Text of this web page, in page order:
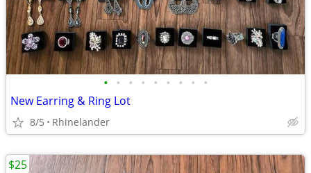
• • • • • • • • •
New Earring & Ring Lot
8/5 Rhinelander
$25